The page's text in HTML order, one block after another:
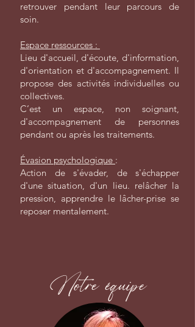
retrouver pendant leur parcours de
soin.
Espace ressources :
Lieu d'accueil, d'écoute, d'information,
d'orientation et d'accompagnement. Il
propose des activités individuelles ou
collectives.
C’est un espace, non soignant,
d'accompagnement de personnes
pendant ou après les traitements.
Évasion psychologique :
Action de s'évader, de s'échapper
d'une situation, d'un lieu. relâcher la
pression, apprendre le lâcher-prise se
reposer mentalement.
Notre équipe